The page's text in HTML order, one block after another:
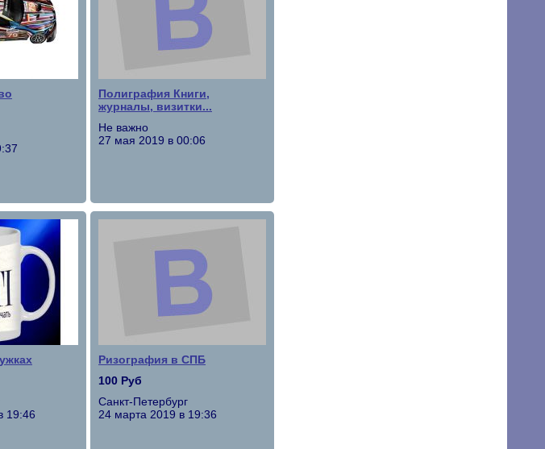
Полиграфия Книги,
журналы, визитки...
Не важно
27 мая 2019 в 00:06
19:46
Ризография в СПБ
100 Руб
Санкт-Петербург
24 марта 2019 в 19:36